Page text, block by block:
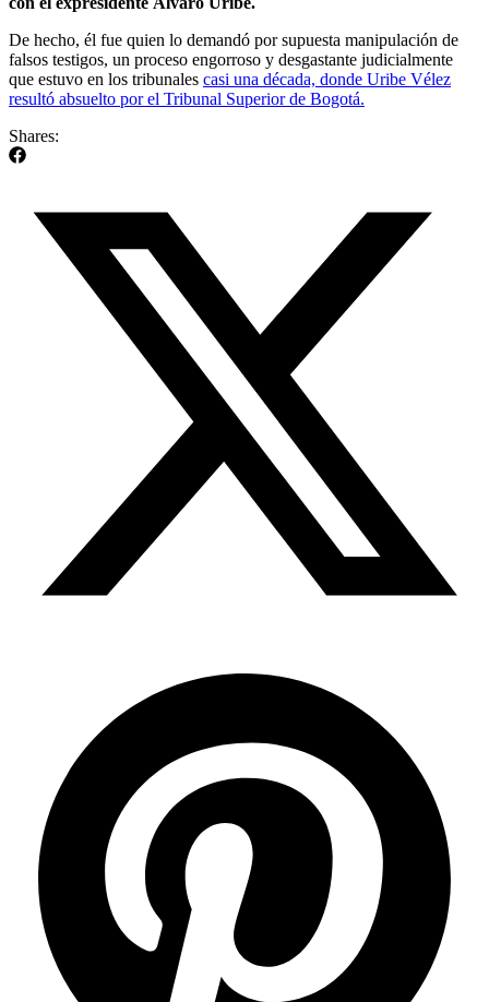
De hecho, él fue quien lo demandó por supuesta manipulación de
falsos testigos, un proceso engorroso y desgastante judicialmente
que estuvo en los tribunales casi una década, donde Uribe Vélez
resultó absuelto por el Tribunal Superior de Bogotá.
Shares: